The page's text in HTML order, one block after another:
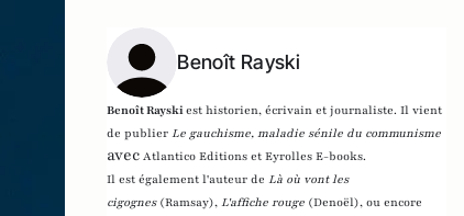
Benoît Rayski
Benoît Rayskiest historien, écrivain et journaliste. Il vient
de publierLe gauchisme, maladie sénile du communisme
avecAtlantico Editions et Eyrolles E-books.
Il est également l'auteur deLà où vont les
cigognes (Ramsay),L'affiche rouge (Denoël), ou encore